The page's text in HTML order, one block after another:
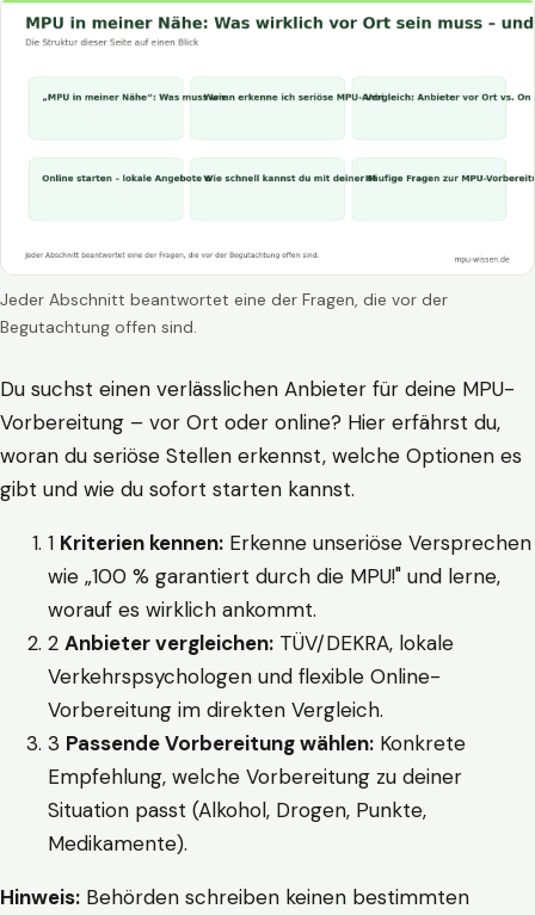
Jeder Abschnitt beantwortet eine der Fragen, die vor der
Begutachtung offen sind.
Du suchst einen verlässlichen Anbieter für deine MPU-
Vorbereitung – vor Ort oder online? Hier erfährst du,
woran du seriöse Stellen erkennst, welche Optionen es
gibt und wie du sofort starten kannst.
1 Kriterien kennen: Erkenne unseriöse Versprechen
wie „100 % garantiert durch die MPU!" und lerne,
worauf es wirklich ankommt.
2 Anbieter vergleichen: TÜV/DEKRA, lokale
Verkehrspsychologen und flexible Online-
Vorbereitung im direkten Vergleich.
3 Passende Vorbereitung wählen: Konkrete
Empfehlung, welche Vorbereitung zu deiner
Situation passt (Alkohol, Drogen, Punkte,
Medikamente).
Hinweis: Behörden schreiben keinen bestimmten